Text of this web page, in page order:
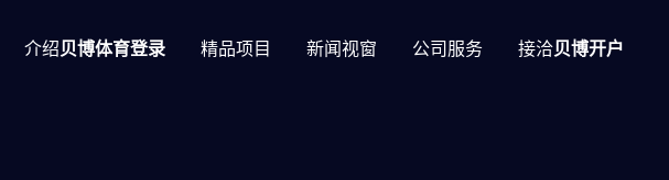
介绍贝博体育登录 精品项目 新闻视窗 公司服务 接洽贝博开户